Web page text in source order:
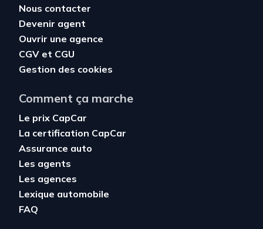
Nous contacter
Devenir agent
Ouvrir une agence
CGV et CGU
Gestion des cookies
Comment ça marche
Le prix CapCar
La certification CapCar
Assurance auto
Les agents
Les agences
Lexique automobile
FAQ